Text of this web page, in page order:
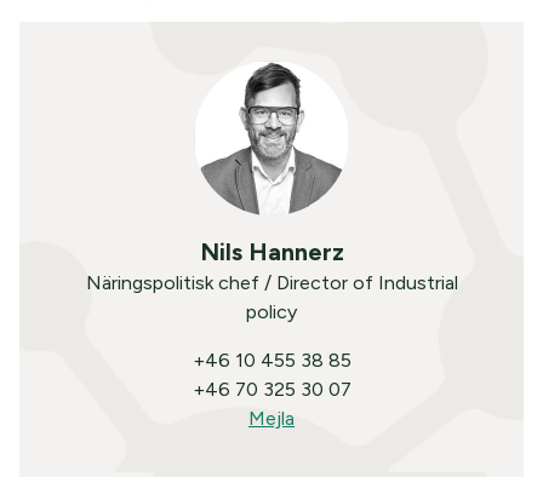
Nils Hannerz
Näringspolitisk chef / Director of Industrial
policy
+46 10 455 38 85
+46 70 325 30 07
Mejla